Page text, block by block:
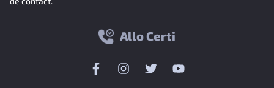
Allo Certi